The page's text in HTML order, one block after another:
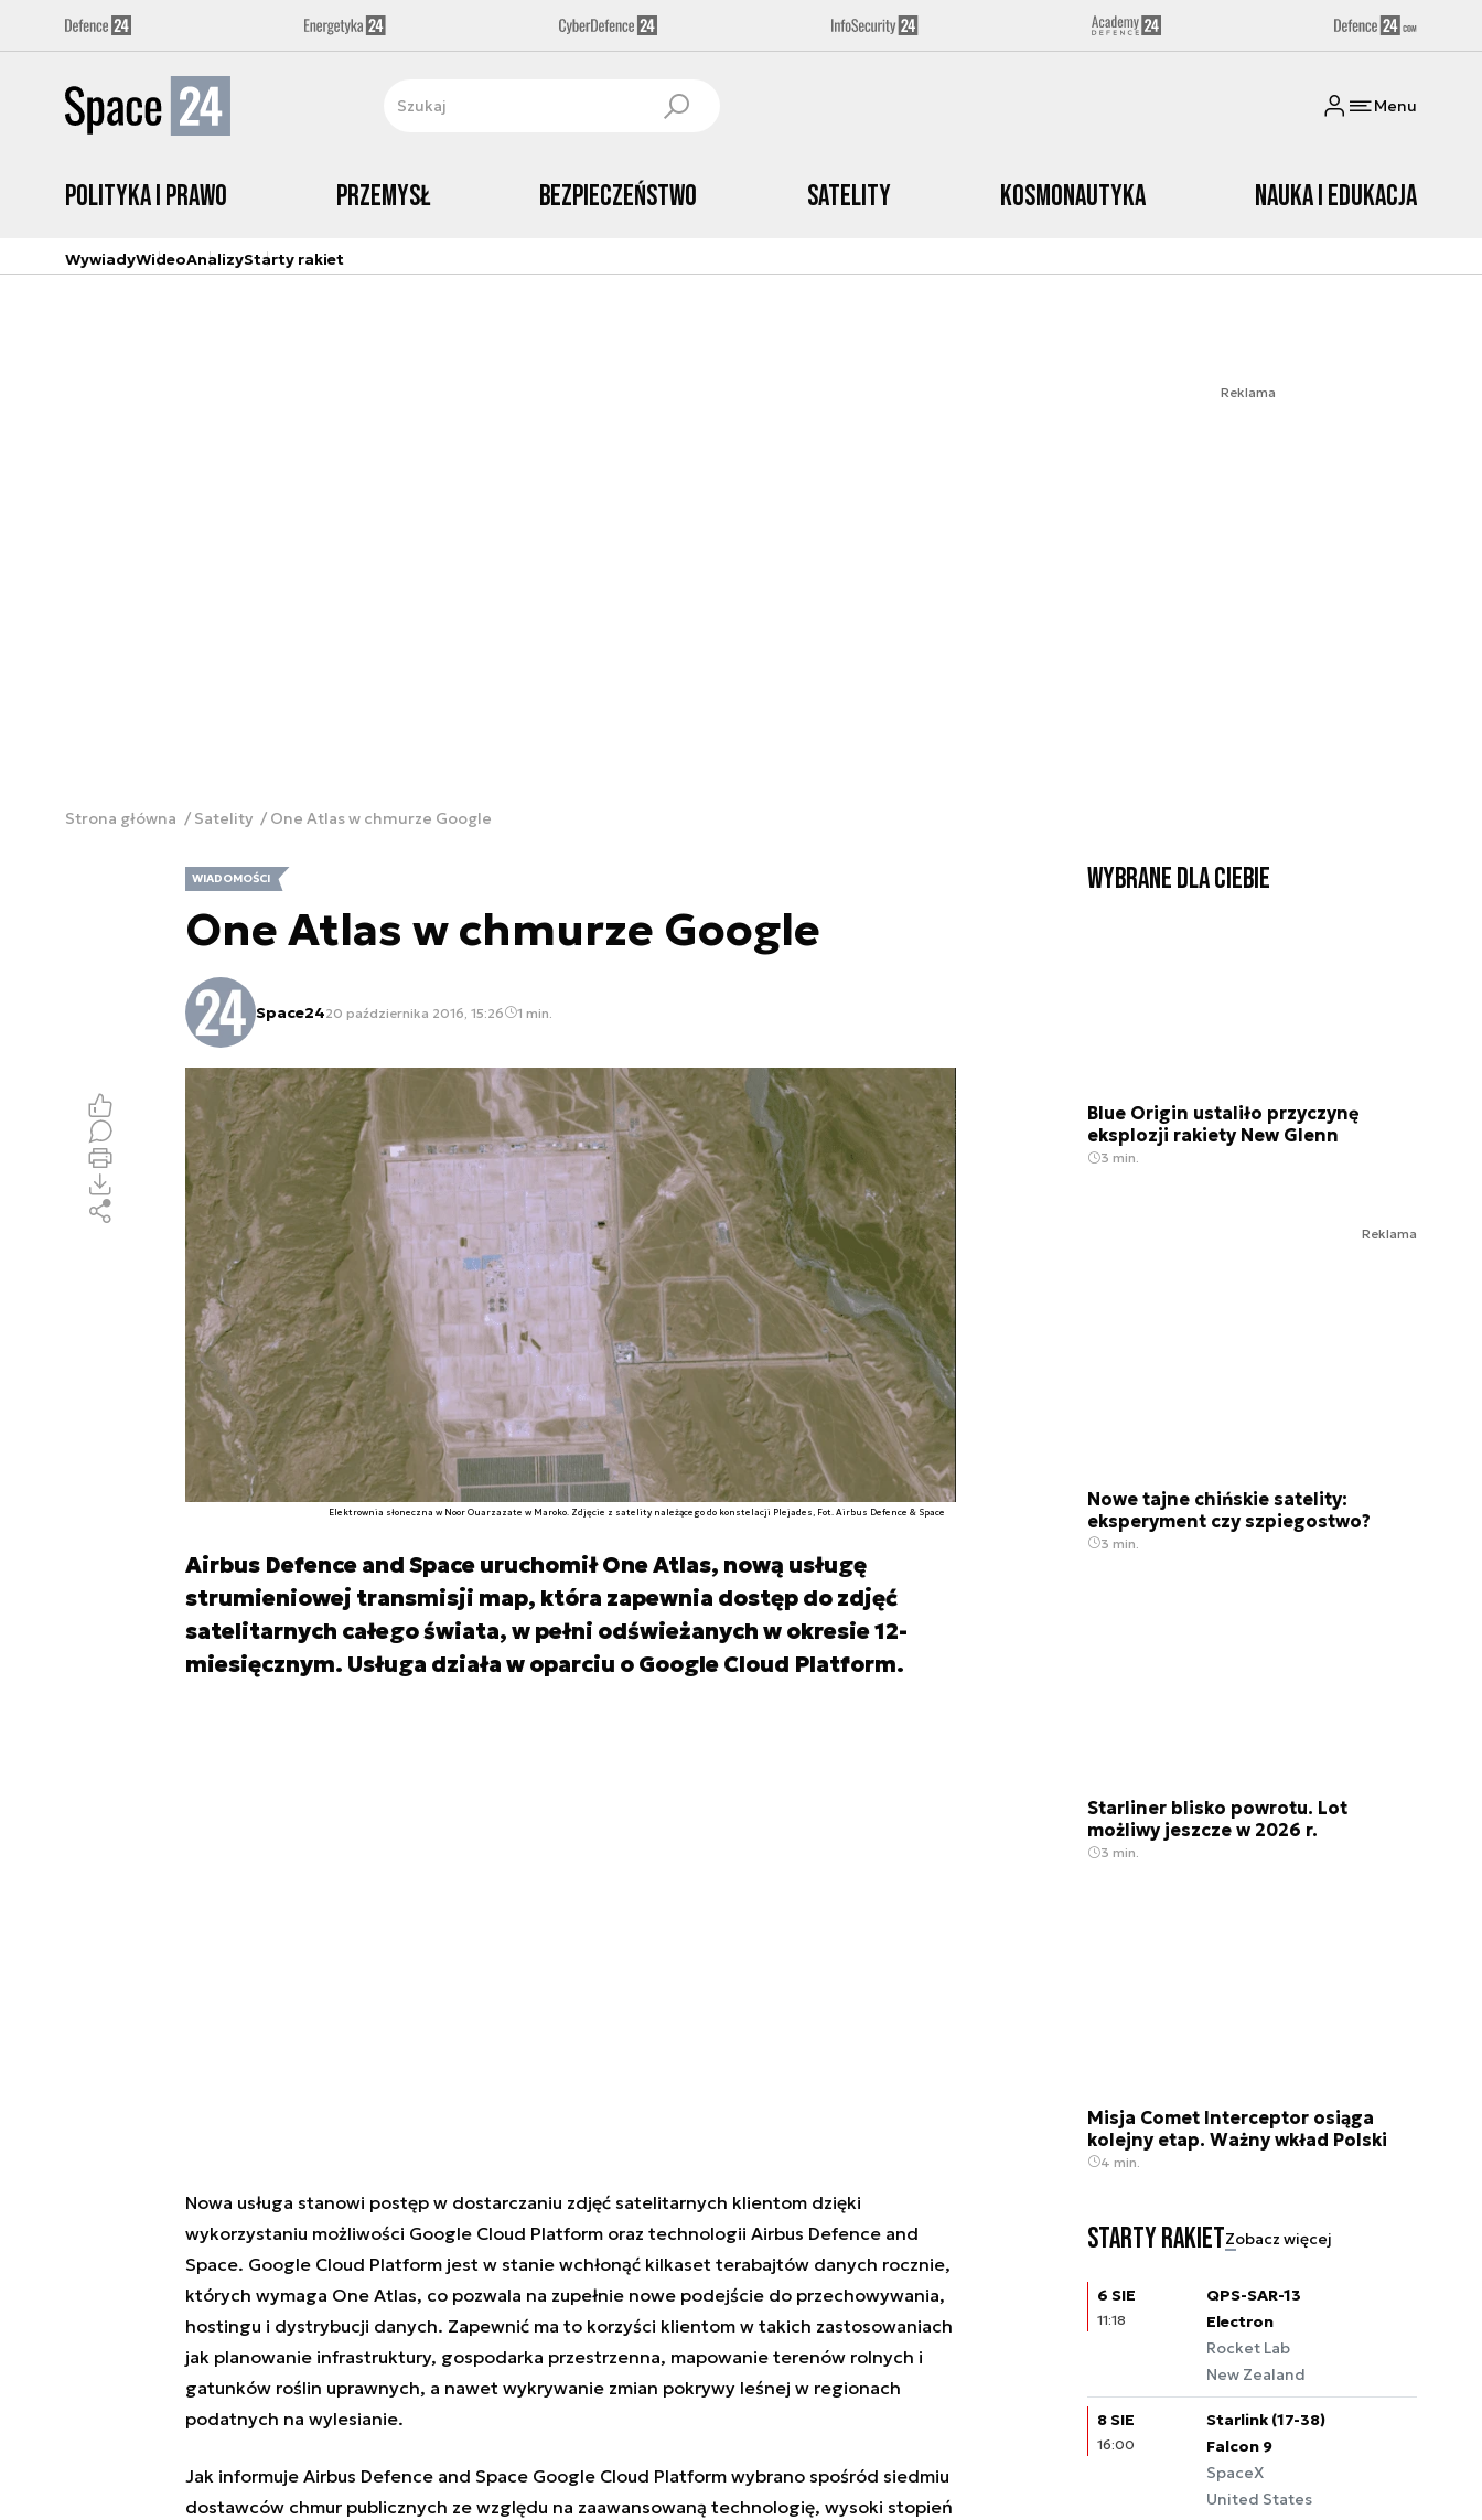
Menu
Polityka i prawo Przemysł Bezpieczeństwo Satelity Kosmonautyka Nauka i edukacja
WywiadyWideoAnalizyStarty rakiet
Reklama
Strona główna Satelity One Atlas w chmurze Google
WIADOMOŚCI
One Atlas w chmurze Google
Space2420 października 2016, 15:26 1 min.
Elektrownia słoneczna w Noor Ouarzazate w Maroko. Zdjęcie z satelity należącego do konstelacji Plejades, Fot. Airbus Defence & Space
Airbus Defence and Space uruchomił One Atlas, nową usługę
strumieniowej transmisji map, która zapewnia dostęp do zdjęć
satelitarnych całego świata, w pełni odświeżanych w okresie 12-
miesięcznym. Usługa działa w oparciu o Google Cloud Platform.
Nowa usługa stanowi postęp w dostarczaniu zdjęć satelitarnych klientom dzięki
wykorzystaniu możliwości Google Cloud Platform oraz technologii Airbus Defence and
Space. Google Cloud Platform jest w stanie wchłonąć kilkaset terabajtów danych rocznie,
których wymaga One Atlas, co pozwala na zupełnie nowe podejście do przechowywania,
hostingu i dystrybucji danych. Zapewnić ma to korzyści klientom w takich zastosowaniach
jak planowanie infrastruktury, gospodarka przestrzenna, mapowanie terenów rolnych i
gatunków roślin uprawnych, a nawet wykrywanie zmian pokrywy leśnej w regionach
podatnych na wylesianie.
Jak informuje Airbus Defence and Space Google Cloud Platform wybrano spośród siedmiu
dostawców chmur publicznych ze względu na zaawansowaną technologię, wysoki stopień
Wybrane dla Ciebie
Blue Origin ustaliło przyczynę
eksplozji rakiety New Glenn
3 min.
Reklama
Nowe tajne chińskie satelity:
eksperyment czy szpiegostwo?
3 min.
Starliner blisko powrotu. Lot
możliwy jeszcze w 2026 r.
3 min.
Misja Comet Interceptor osiąga
kolejny etap. Ważny wkład Polski
4 min.
Starty rakietZobacz więcej
6 SIE
11:18
QPS-SAR-13
Electron
Rocket Lab
New Zealand
8 SIE
16:00
Starlink (17-38)
Falcon 9
SpaceX
United States